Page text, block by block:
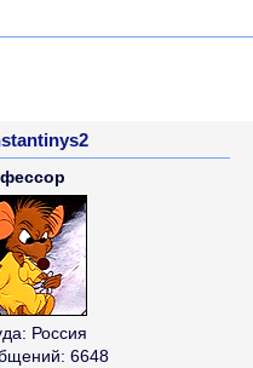
Россия
6648